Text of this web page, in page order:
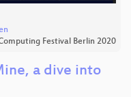
Festival Berlin 2020
a dive into